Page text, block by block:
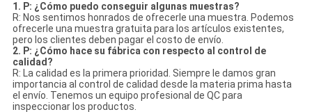
1. P: ¿Cómo puedo conseguir algunas muestras?
R: Nos sentimos honrados de ofrecerle una muestra. Podemos
ofrecerle una muestra gratuita para los artículos existentes,
pero los clientes deben pagar el costo de envío.
2. P: ¿Cómo hace su fábrica con respecto al control de
calidad?
R: La calidad es la primera prioridad. Siempre le damos gran
importancia al control de calidad desde la materia prima hasta
el envío. Tenemos un equipo profesional de QC para
inspeccionar los productos.